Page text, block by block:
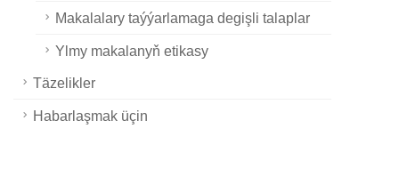
Makalalary taýýarlamaga degişli talaplar
Ylmy makalanyň etikasy
Täzelikler
Habarlaşmak üçin